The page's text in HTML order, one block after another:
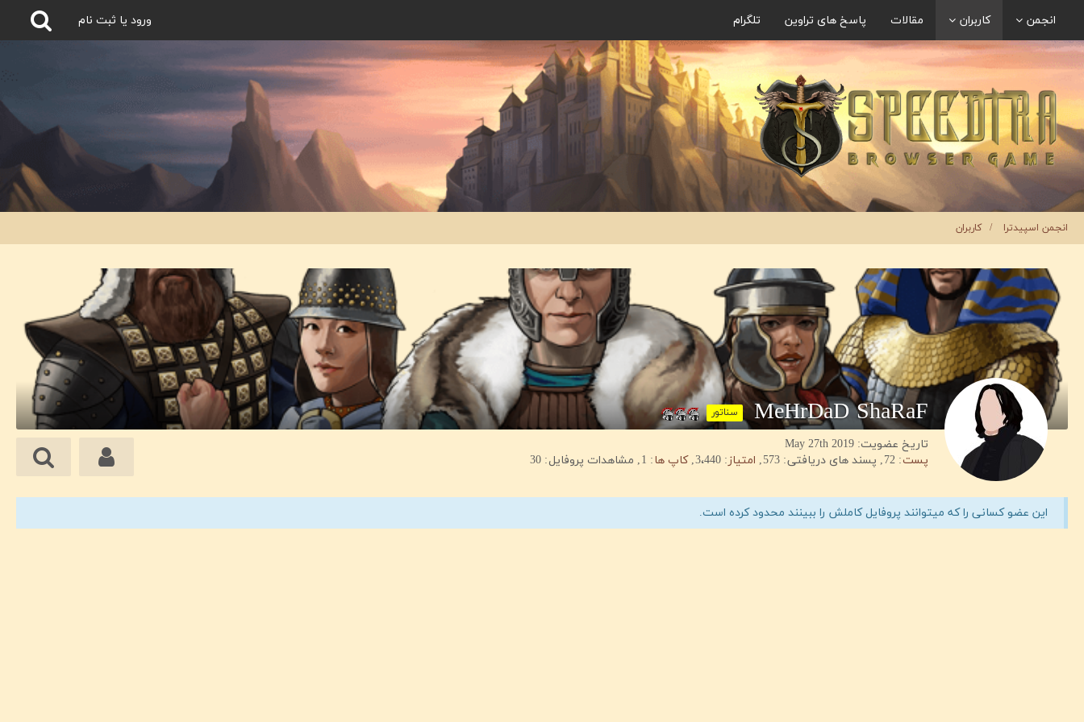
انجمن کاربران مقالات پاسخ های تراوین تلگرام ورود یا ثبت نام
انجمن اسپیدترا کاربران
MeHrDaD ShaRaF سناتور
تاریخ عضویت: May 27th 2019
پست 72 پسند های دریافتی 573 امتیاز 3،440 کاپ ها 1 مشاهدات پروفایل 30
این عضو کسانی را که میتوانند پروفایل کاملش را ببینند محدود کرده است.